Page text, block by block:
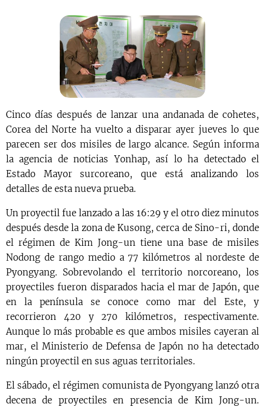
Cinco días después de lanzar una andanada de cohetes,
Corea del Norte ha vuelto a disparar ayer jueves lo que
parecen ser dos misiles de largo alcance. Según informa
la agencia de noticias Yonhap, así lo ha detectado el
Estado Mayor surcoreano, que está analizando los
detalles de esta nueva prueba.
Un proyectil fue lanzado a las 16:29 y el otro diez minutos
después desde la zona de Kusong, cerca de Sino-ri, donde
el régimen de Kim Jong-un tiene una base de misiles
Nodong de rango medio a 77 kilómetros al nordeste de
Pyongyang. Sobrevolando el territorio norcoreano, los
proyectiles fueron disparados hacia el mar de Japón, que
en la península se conoce como mar del Este, y
recorrieron 420 y 270 kilómetros, respectivamente.
Aunque lo más probable es que ambos misiles cayeran al
mar, el Ministerio de Defensa de Japón no ha detectado
ningún proyectil en sus aguas territoriales.
El sábado, el régimen comunista de Pyongyang lanzó otra
decena de proyectiles en presencia de Kim Jong-un.